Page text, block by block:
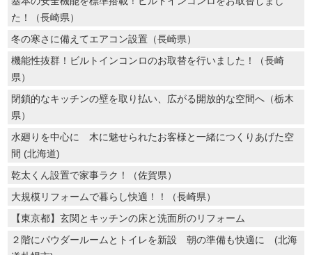
た！（長崎県）
冬の寒さに備えてエアコン設置（長崎県）
機能性抜群！ビルトインコンロのお取替を行いました！（長崎
県）
閉鎖的なキッチンの壁を取り払い、広がる開放的な空間へ（栃木
県）
水廻りを中心に 木に魅せられたお客様と一緒につくりあげた空
間 (北海道)
乾太くん設置で家事ラク！（佐賀県）
大規模リフォームで暮らし快適！！（長崎県）
【東京都】玄関とキッチンの床と洗面所のリフォーム
２階にパウダールームとトイレを新設 朝の準備も快適に (北海